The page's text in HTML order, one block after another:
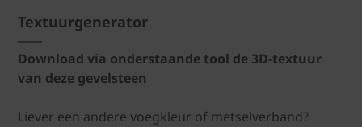
Textuurgenerator
Download via onderstaande tool de 3D-textuur
van deze gevelsteen
Liever een andere voegkleur of metselverband?